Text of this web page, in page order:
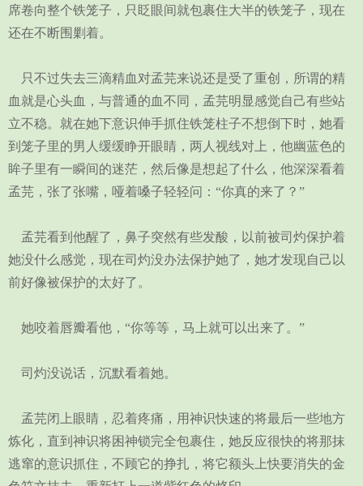
席卷向整个铁笼子，只眨眼间就包裹住大半的铁笼子，现在
还在不断围剿着。
只不过失去三滴精血对孟芫来说还是受了重创，所谓的精
血就是心头血，与普通的血不同，孟芫明显感觉自己有些站
立不稳。就在她下意识伸手抓住铁笼柱子不想倒下时，她看
到笼子里的男人缓缓睁开眼睛，两人视线对上，他幽蓝色的
眸子里有一瞬间的迷茫，然后像是想起了什么，他深深看着
孟芫，张了张嘴，哑着嗓子轻轻问：“你真的来了？”
孟芫看到他醒了，鼻子突然有些发酸，以前被司灼保护着
她没什么感觉，现在司灼没办法保护她了，她才发现自己以
前好像被保护的太好了。
她咬着唇瓣看他，“你等等，马上就可以出来了。”
司灼没说话，沉默看着她。
孟芫闭上眼睛，忍着疼痛，用神识快速的将最后一些地方
炼化，直到神识将困神锁完全包裹住，她反应很快的将那抹
逃窜的意识抓住，不顾它的挣扎，将它额头上快要消失的金